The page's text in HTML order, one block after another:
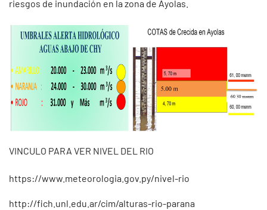
riesgos de inundación en la zona de Ayolas.
VINCULO PARA VER NIVEL DEL RIO
https://www.meteorologia.gov.py/nivel-rio
http://fich.unl.edu.ar/cim/alturas-rio-parana